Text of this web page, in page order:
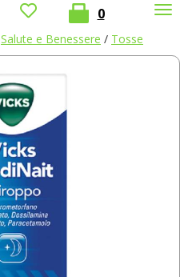
0prodotti
Salute e Benessere / Tosse